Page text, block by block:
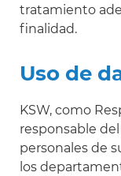
tratamiento
finalidad.
Uso de
KSW, como
responsable
personales de
los